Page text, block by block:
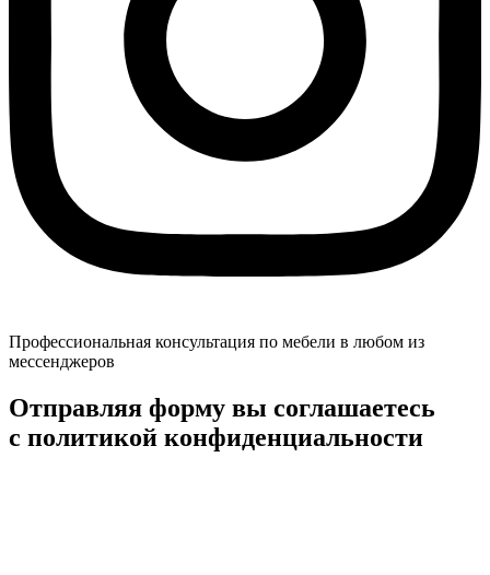
Профессиональная консультация по мебели в любом из
мессенджеров
Отправляя форму вы соглашаетесь
с политикой конфиденциальности